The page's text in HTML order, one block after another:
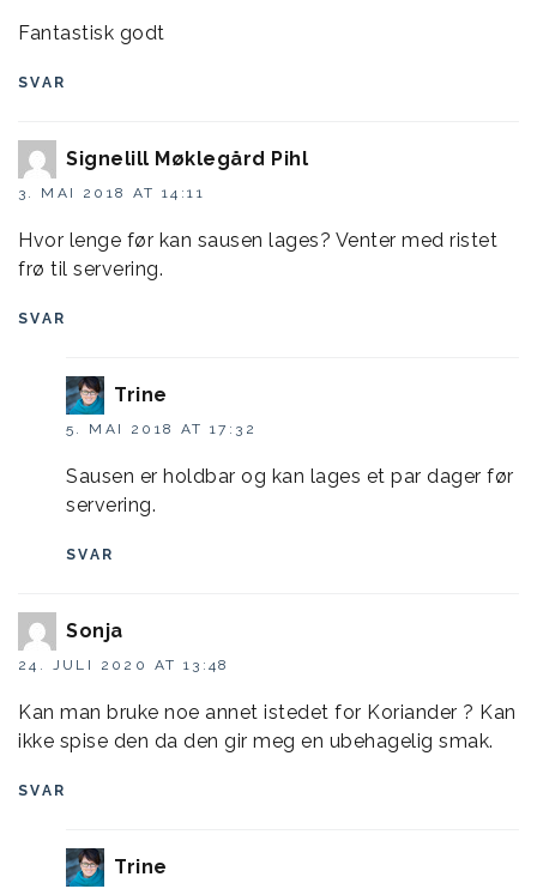
Fantastisk godt
SVAR
Signelill Møklegård Pihl
3. MAI 2018 AT 14:11
Hvor lenge før kan sausen lages? Venter med ristet
frø til servering.
SVAR
Trine
5. MAI 2018 AT 17:32
Sausen er holdbar og kan lages et par dager før
servering.
SVAR
Sonja
24. JULI 2020 AT 13:48
Kan man bruke noe annet istedet for Koriander ? Kan
ikke spise den da den gir meg en ubehagelig smak.
SVAR
Trine